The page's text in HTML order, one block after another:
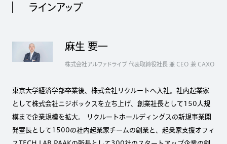
ラインアップ
麻生 要一
株式会社アルファドライブ 代表取締役社長 兼 CEO 兼 CAXO
東京大学経済学部卒業後、株式会社リクルートへ入社。社内起業家
として株式会社ニジボックスを立ち上げ、創業社長として150人規
模まで企業規模を拡大。 リクルートホールディングスの新規事業開
発室長として1500の社内起業家チームの創業と、起業家支援オフィ